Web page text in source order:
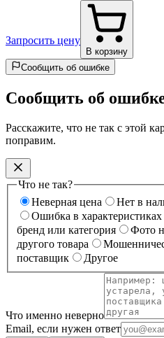
Запросить цену
В корзину
Сообщить об ошибке
Сообщить об
Расскажите, что не так с этой
поправим.
Что не так?
Неверная цена
Нет в
Ошибка в
бренд или категория
Фото
другого товара
поставщик
Другое
Что именно неверно
Email, если нужен ответ